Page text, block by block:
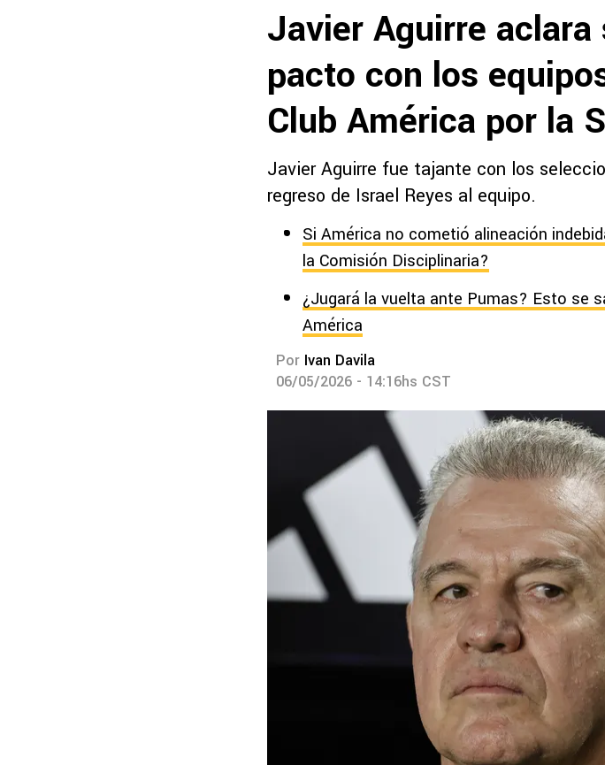
Javier Aguirre
pacto con los
Club América por la
Javier Aguirre fue tajante con los
regreso de Israel Reyes al equipo.
Si América no cometió alineación
la Comisión Disciplinaria?
¿Jugará la vuelta ante Pumas? Esto se
América
Por Ivan Davila
06/05/2026 - 14:16hs CST